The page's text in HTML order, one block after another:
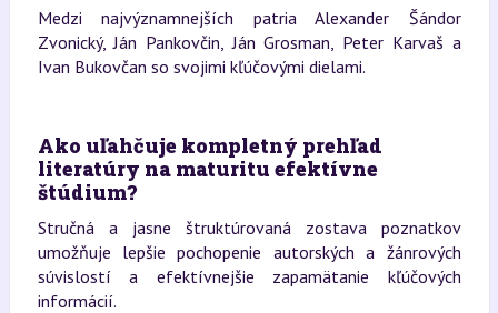
Medzi najvýznamnejších patria Alexander Šándor
Zvonický, Ján Pankovčin, Ján Grosman, Peter Karvaš a
Ivan Bukovčan so svojimi kľúčovými dielami.
Ako uľahčuje kompletný prehľad
literatúry na maturitu efektívne
štúdium?
Stručná a jasne štruktúrovaná zostava poznatkov
umožňuje lepšie pochopenie autorských a žánrových
súvislostí a efektívnejšie zapamätanie kľúčových
informácií.